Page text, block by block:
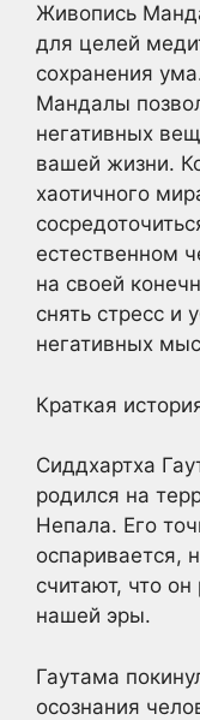
Живопись
для целей
сохранения
Мандалы
негативных
вашей жизни.
хаотичного
естественном
на своей
снять стресс и
негативных
Краткая
Сиддхартха
родился на
Непала. Его
оспаривается,
считают, что
нашей эры.
Гаутама
осознания